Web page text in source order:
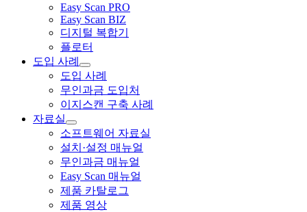
Easy Scan PRO
Easy Scan BIZ
디지털 복합기
플로터
도입 사례
도입 사례
무인과금 도입처
이지스캔 구축 사례
자료실
소프트웨어 자료실
설치·설정 매뉴얼
무인과금 매뉴얼
Easy Scan 매뉴얼
제품 카탈로그
제품 영상